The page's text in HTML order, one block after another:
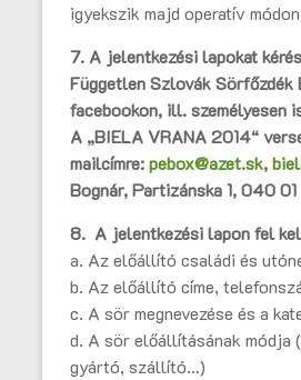
igyekszik majd operatív
7. A jelentkezési lapokat
Független Szlovák Sörfőzdék
facebookon, ill. személyesen
A „BIELA VRANA 2014“
mailcímre:pebox@azet.sk,
Bognár, Partizánska 1, 040
8. A jelentkezési lapon fel
a. Az előállító családi és
b. Az előállító címe,
c. A sör megnevezése és a
d. A sör előállításának módja
gyártó, szállító…)